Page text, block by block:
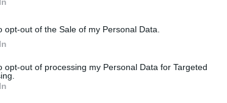
opt-out of the Sale of my Personal Data.
opt-out of processing my Personal Data for Targeted
φοιτήσεως μετατρέπονται οι Σχολές
Ενόπλων Δυνάμεων ώστε να εξισωθούν με
00:01